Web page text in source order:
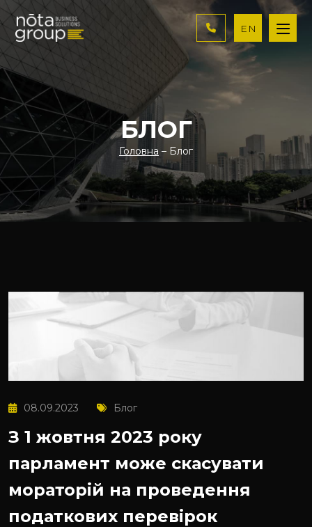
EN
БЛОГ
Головна – Блог
08.09.2023 Блог
З 1 жовтня 2023 року
парламент може скасувати
мораторій на проведення
податкових перевірок